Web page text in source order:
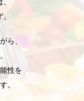
ら、
性を
。